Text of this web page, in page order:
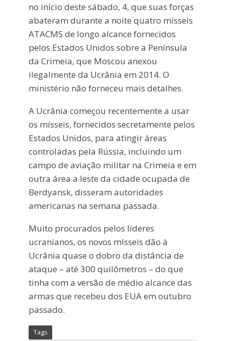
no início deste sábado, 4, que suas forças
abateram durante a noite quatro mísseis
ATACMS de longo alcance fornecidos
pelos Estados Unidos sobre a Península
da Crimeia, que Moscou anexou
ilegalmente da Ucrânia em 2014. O
ministério não forneceu mais detalhes.
A Ucrânia começou recentemente a usar
os mísseis, fornecidos secretamente pelos
Estados Unidos, para atingir áreas
controladas pela Rússia, incluindo um
campo de aviação militar na Crimeia e em
outra área a leste da cidade ocupada de
Berdyansk, disseram autoridades
americanas na semana passada.
Muito procurados pelos líderes
ucranianos, os novos mísseis dão à
Ucrânia quase o dobro da distância de
ataque – até 300 quilômetros – do que
tinha com a versão de médio alcance das
armas que recebeu dos EUA em outubro
passado.
Tags